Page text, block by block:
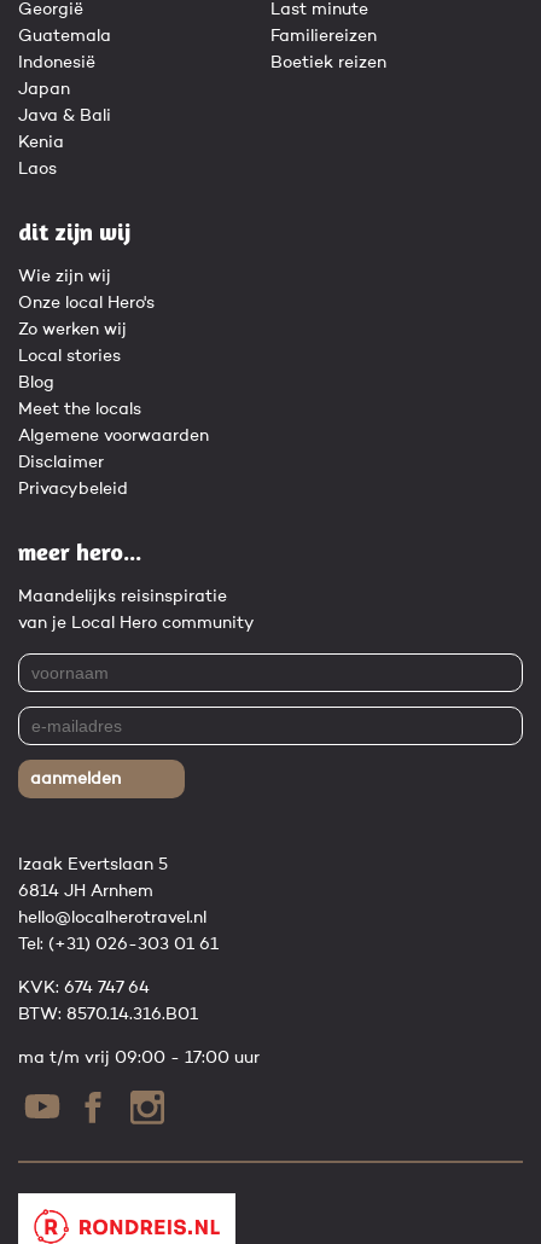
Georgië
Guatemala
Indonesië
Japan
Java & Bali
Kenia
Laos
Last minute
Familiereizen
Boetiek reizen
dit zijn wij
Wie zijn wij
Onze local Hero's
Zo werken wij
Local stories
Blog
Meet the locals
Algemene voorwaarden
Disclaimer
Privacybeleid
meer hero...
Maandelijks reisinspiratie
van je Local Hero community
aanmelden
Izaak Evertslaan 5
6814 JH Arnhem
hello@localherotravel.nl
Tel: (+31) 026-303 01 61
KVK: 674 747 64
BTW: 8570.14.316.B01
ma t/m vrij 09:00 - 17:00 uur